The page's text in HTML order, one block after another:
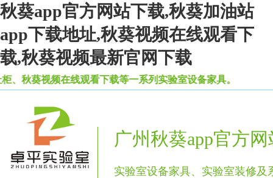
秋葵app官方网站下载,秋葵加油站
app下载地址,秋葵视频在线观看下
载,秋葵视频最新官网下载
秋葵视频在线观看下载等一系列实验室设备家具。
广州秋葵app官方
实验室设备家具、实验室装修